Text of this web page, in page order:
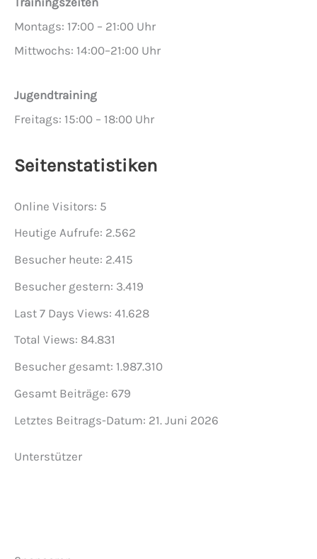
Montags: 17:00 – 21:00 Uhr
Mittwochs: 14:00–21:00 Uhr
Jugendtraining
Freitags: 15:00 – 18:00 Uhr
Seitenstatistiken
Online Visitors: 5
Heutige Aufrufe: 2.562
Besucher heute: 2.415
Besucher gestern: 3.419
Last 7 Days Views: 41.628
Total Views: 84.831
Besucher gesamt: 1.987.310
Gesamt Beiträge: 679
Letztes Beitrags-Datum: 21. Juni 2026
Unterstützer